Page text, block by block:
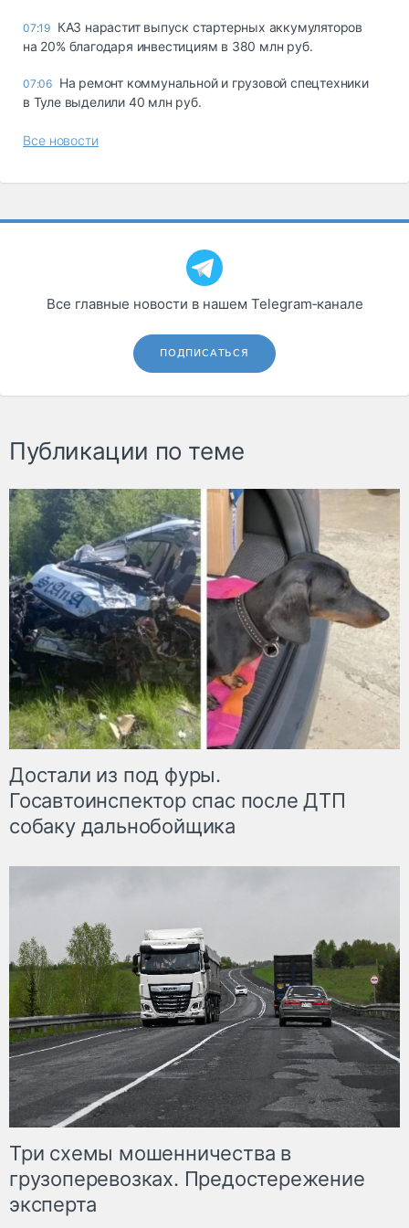
07:19 КАЗ нарастит выпуск стартерных аккумуляторов
на 20% благодаря инвестициям в 380 млн руб.
07:06 На ремонт коммунальной и грузовой спецтехники
в Туле выделили 40 млн руб.
Все новости
Все главные новости в нашем Telegram‑канале
ПОДПИСАТЬСЯ
Публикации по теме
Достали из под фуры.
Госавтоинспектор спас после ДТП
собаку дальнобойщика
Три схемы мошенничества в
грузоперевозках. Предостережение
эксперта